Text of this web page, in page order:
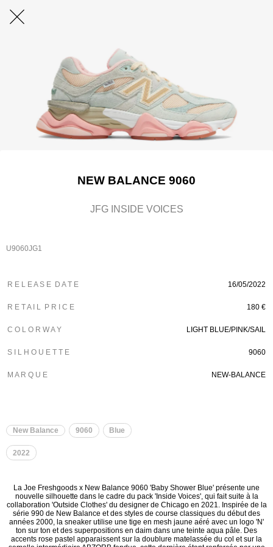
NEW BALANCE 9060
JFG INSIDE VOICES
U9060JG1
R E L E A S E D A T E 16/05/2022
R E T A I L P R I C E 180 €
C O L O R W A Y LIGHT BLUE/PINK/SAIL
S I L H O U E T T E 9060
M A R Q U E NEW-BALANCE
New Balance 9060 Blue
2022
La Joe Freshgoods x New Balance 9060 'Baby Shower Blue' présente une
nouvelle silhouette dans le cadre du pack 'Inside Voices', qui fait suite à la
collaboration 'Outside Clothes' du designer de Chicago en 2021. Inspirée de la
série 990 de New Balance et des styles de course classiques du début des
années 2000, la sneaker utilise une tige en mesh jaune aéré avec un logo 'N'
ton sur ton et des superpositions en daim dans une teinte aqua pâle. Des
accents rose pastel apparaissent sur la doublure matelassée du col et sur la